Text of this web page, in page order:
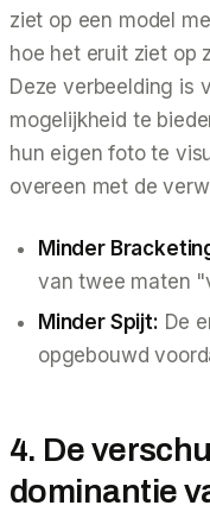
ziet op een model
hoe het eruit ziet op
Deze verbeelding is
mogelijkheid te
hun eigen foto te
overeen met de
Minder
van twee maten
Minder Spijt: De
opgebouwd
4. De
dominantie